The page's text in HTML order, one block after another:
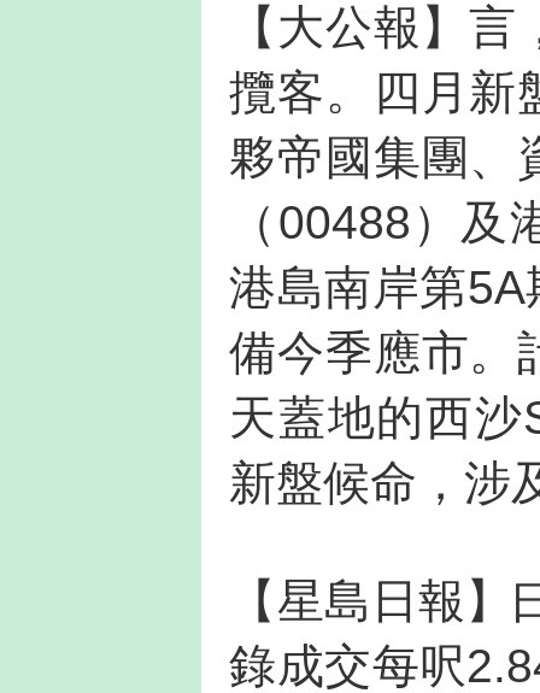
【大公報】
攬客。四月新
夥帝國集團、
（00488）
港島南岸第
備今季應市。
天蓋地的西沙
新盤候命，涉
【星島日報
錄成交每呎